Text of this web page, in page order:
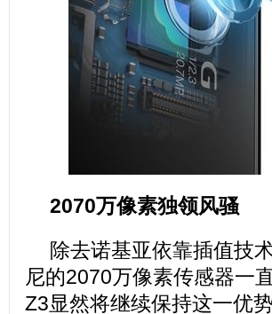
2070万像素独领风骚
除去诺基亚依靠插值技
尼的2070万像素传感器一
Z3显然将继续保持这一优